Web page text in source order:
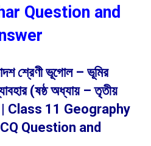
Question and
শ্রেণী ভূগোল – ভূমির
(ষষ্ঠ অধ্যায় – তৃতীয়
| Class 11 Geography
Question and